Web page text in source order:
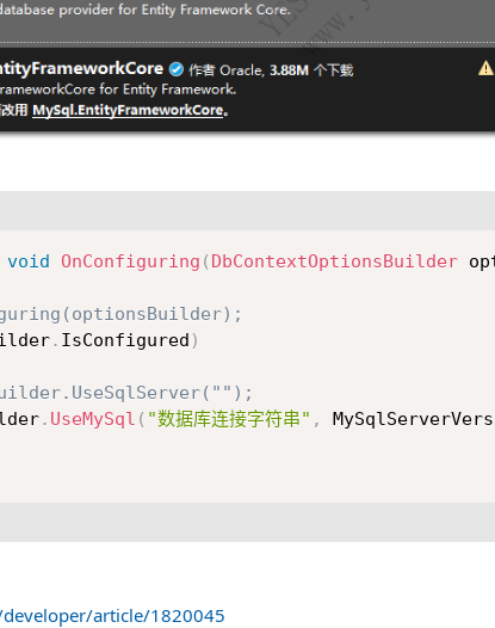
void OnConfiguring ( DbContextOptionsBuilder
. IsConfigured )
. UseMySql ( "数据库连接字符串" ,
article/1820045